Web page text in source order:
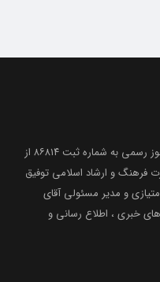
با اخذ مجوز رسمی به شماره ثبت ۸۶۸۱۴ از
فرهنگ و ارشاد اسلامی توفیق
سال ۱۳۹۹ با صاحب امتیازی و مدیر مسئولی آقای
خبری ، اطلاع رسانی و